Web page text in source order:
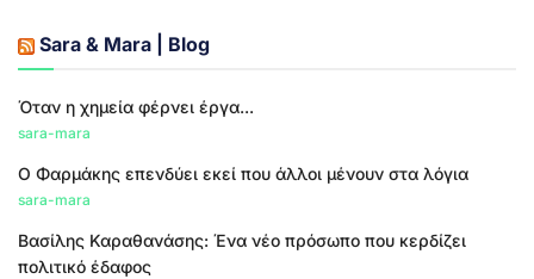
Sara & Mara | Blog
Όταν η χημεία φέρνει έργα...
sara-mara
Ο Φαρμάκης επενδύει εκεί που άλλοι μένουν στα λόγια
sara-mara
Βασίλης Καραθανάσης: Ένα νέο πρόσωπο που κερδίζει
πολιτικό έδαφος